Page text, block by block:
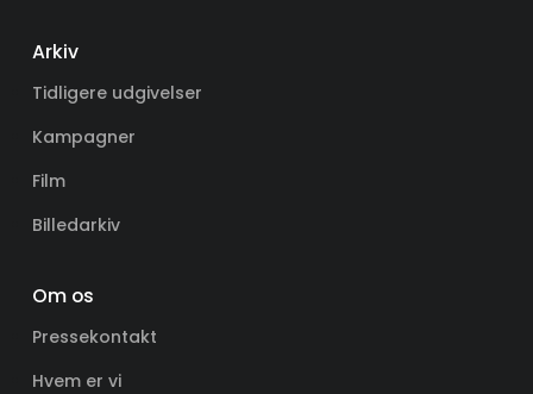
Arkiv
Tidligere udgivelser
Kampagner
Film
Billedarkiv
Om os
Pressekontakt
Hvem er vi